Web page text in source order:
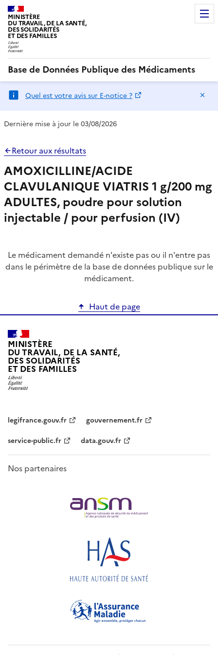
MINISTÈRE
DU TRAVAIL, DE LA SANTÉ,
DES SOLIDARITÉS
ET DES FAMILLES
Base de Données Publique des Médicaments
Quel est votre avis sur E-notice ?
Dernière mise à jour le 03/08/2026
Retour aux résultats
AMOXICILLINE/ACIDE
CLAVULANIQUE VIATRIS 1 g/200 mg
ADULTES, poudre pour solution
injectable / pour perfusion (IV)
Le médicament demandé n'existe pas ou il n'entre pas
dans le périmètre de la base de données publique sur le
médicament.
Haut de page
MINISTÈRE
DU TRAVAIL, DE LA SANTÉ,
DES SOLIDARITÉS
ET DES FAMILLES
legifrance.gouv.fr
gouvernement.fr
service-public.fr
data.gouv.fr
Nos partenaires